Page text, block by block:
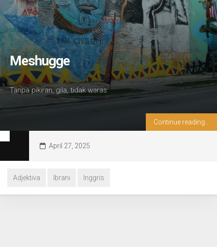
Meshugge
Tanpa pikiran, gila, tidak waras
Continue reading...
April 27, 2025
Adjektiva Ibrani Inggris